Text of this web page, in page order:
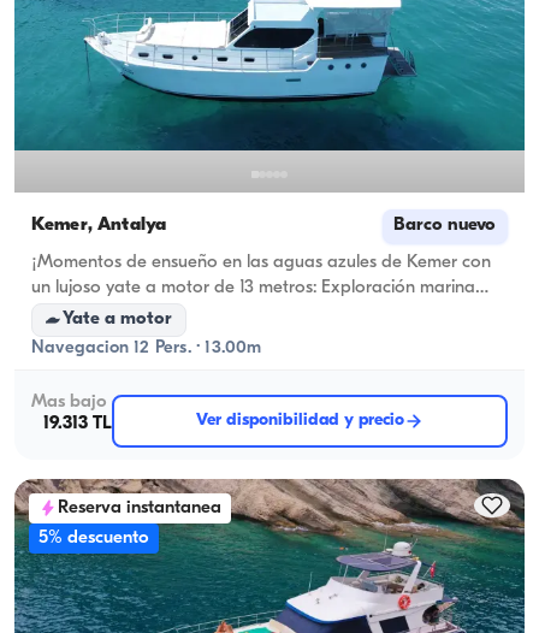
Kemer, Antalya Barco nuevo
¡Momentos de ensueño en las aguas azules de Kemer con
un lujoso yate a motor de 13 metros: Exploración marina
exclusiva para 12 personas y ofertas de paquetes!
Yate a motor
Navegacion 12 Pers. · 13.00m
Mas bajo
19.313 TL
Ver disponibilidad y precio
Reserva instantanea
5% descuento